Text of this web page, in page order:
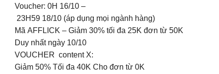
Voucher: 0H 16/10 –
23H59 18/10 (áp dụng mọi ngành hàng)
Mã AFFLICK – Giảm 30% tối đa 25K đơn từ 50K
Duy nhất ngày 10/10
VOUCHER content X:
Giảm 50% Tối đa 40K Cho đơn từ 0K